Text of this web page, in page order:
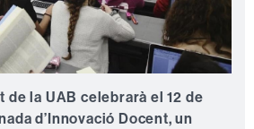
de la UAB celebrarà el 12 de
d’Innovació Docent, un